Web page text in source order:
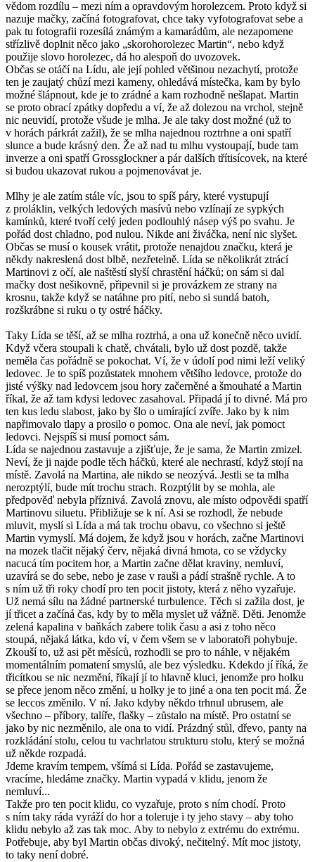
vědom rozdílu – mezi ním a opravdovým horolezcem. Proto když si
nazuje mačky, začíná fotografovat, chce taky vyfotografovat sebe a
pak tu fotografii rozesílá známým a kamarádům, ale nezapomene
střízlivě doplnit něco jako „skorohorolezec Martin“, nebo když
použije slovo horolezec, dá ho alespoň do uvozovek.
Občas se otáčí na Lídu, ale její pohled většinou nezachytí, protože
ten je zaujatý chůzí mezi kameny, ohledává místečka, kam by bylo
možné šlápnout, kde je to zrádné a kam rozhodně nešlapat. Martin
se proto obrací zpátky dopředu a ví, že až dolezou na vrchol, stejně
nic neuvidí, protože všude je mlha. Je ale taky dost možné (už to
v horách párkrát zažil), že se mlha najednou roztrhne a oni spatří
slunce a bude krásný den. Že až nad tu mlhu vystoupají, bude tam
inverze a oni spatří Grossglockner a pár dalších třítisícovek, na které
si budou ukazovat rukou a pojmenovávat je.
Mlhy je ale zatím stále víc, jsou to spíš páry, které vystupují
z proláklin, velkých ledových masívů nebo vzlínají ze sypkých
kamínků, které tvoří celý jeden podlouhlý násep výš po svahu. Je
pořád dost chladno, pod nulou. Nikde ani živáčka, není nic slyšet.
Občas se musí o kousek vrátit, protože nenajdou značku, která je
někdy nakreslená dost blbě, nezřetelně. Lída se několikrát ztrácí
Martinovi z očí, ale naštěstí slyší chrastění háčků; on sám si dal
mačky dost nešikovně, připevnil si je provázkem ze strany na
krosnu, takže když se natáhne pro pití, nebo si sundá batoh,
rozškrábne si ruku o ty ostré háčky.
Taky Lída se těší, až se mlha roztrhá, a ona už konečně něco uvidí.
Když včera stoupali k chatě, chvátali, bylo už dost pozdě, takže
neměla čas pořádně se pokochat. Ví, že v údolí pod nimi leží veliký
ledovec. Je to spíš pozůstatek mnohem většího ledovce, protože do
jisté výšky nad ledovcem jsou hory začerněné a šmouhaté a Martin
říkal, že až tam kdysi ledovec zasahoval. Připadá jí to divné. Má pro
ten kus ledu slabost, jako by šlo o umírající zvíře. Jako by k nim
napřimovalo tlapy a prosilo o pomoc. Ona ale neví, jak pomoct
ledovci. Nejspíš si musí pomoct sám.
Lída se najednou zastavuje a zjišťuje, že je sama, že Martin zmizel.
Neví, že ji najde podle těch háčků, které ale nechrastí, když stojí na
místě. Zavolá na Martina, ale nikdo se neozývá. Jestli se ta mlha
nerozptýlí, bude mít trochu strach. Rozptýlit by se mohla, ale
předpověď nebyla příznivá. Zavolá znovu, ale místo odpovědi spatří
Martinovu siluetu. Přibližuje se k ní. Asi se rozhodl, že nebude
mluvit, myslí si Lída a má tak trochu obavu, co všechno si ještě
Martin vymyslí. Má dojem, že když jsou v horách, začne Martinovi
na mozek tlačit nějaký červ, nějaká divná hmota, co se vždycky
nacucá tím pocitem hor, a Martin začne dělat kraviny, nemluví,
uzavírá se do sebe, nebo je zase v rauši a pádí strašně rychle. A to
s ním už tři roky chodí pro ten pocit jistoty, která z něho vyzařuje.
Už nemá sílu na žádné partnerské turbulence. Těch si zažila dost, je
jí třicet a začíná čas, kdy by to měla myslet už vážně. Děti. Jenomže
zelená kapalina v baňkách zabere tolik času a asi z toho něco
stoupá, nějaká látka, kdo ví, v čem všem se v laboratoři pohybuje.
Zkouší to, už asi pět měsíců, rozhodli se pro to náhle, v nějakém
momentálním pomatení smyslů, ale bez výsledku. Kdekdo jí říká, že
třicítkou se nic nezmění, říkají jí to hlavně kluci, jenomže pro holku
se přece jenom něco změní, u holky je to jiné a ona ten pocit má. Že
se leccos změnilo. V ní. Jako kdyby někdo trhnul ubrusem, ale
všechno – příbory, talíře, flašky – zůstalo na místě. Pro ostatní se
jako by nic nezměnilo, ale ona to vidí. Prázdný stůl, dřevo, panty na
rozkládání stolu, celou tu vachrlatou strukturu stolu, který se možná
už někde rozpadá.
Jdeme kravím tempem, všímá si Lída. Pořád se zastavujeme,
vracíme, hledáme značky. Martin vypadá v klidu, jenom že
nemluví...
Takže pro ten pocit klidu, co vyzařuje, proto s ním chodí. Proto
s ním taky ráda vyráží do hor a toleruje i ty jeho stavy – aby toho
klidu nebylo až zas tak moc. Aby to nebylo z extrému do extrému.
Potřebuje, aby byl Martin občas divoký, nečitelný. Mít moc jistoty,
to taky není dobré.